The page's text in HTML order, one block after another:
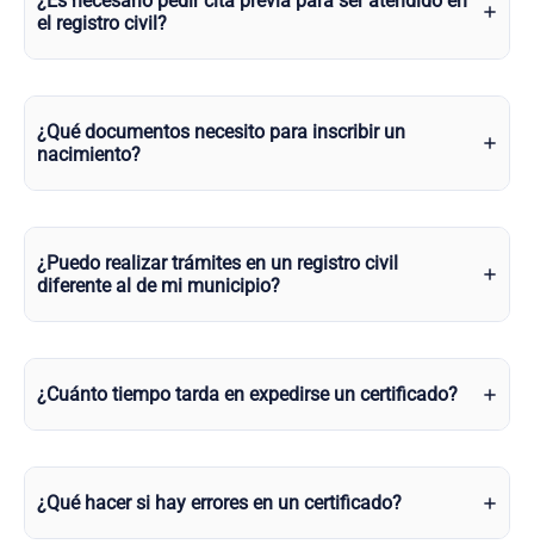
el registro civil?
¿Qué documentos necesito para inscribir un
nacimiento?
¿Puedo realizar trámites en un registro civil
diferente al de mi municipio?
¿Cuánto tiempo tarda en expedirse un certificado?
¿Qué hacer si hay errores en un certificado?